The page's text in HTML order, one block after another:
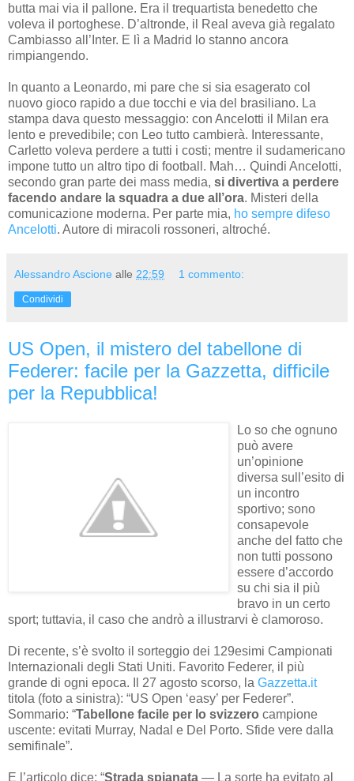
butta mai via il pallone. Era il trequartista benedetto che
voleva il portoghese. D’altronde, il Real aveva già regalato
Cambiasso all’Inter. E lì a Madrid lo stanno ancora
rimpiangendo.
In quanto a Leonardo, mi pare che si sia esagerato col
nuovo gioco rapido a due tocchi e via del brasiliano. La
stampa dava questo messaggio: con Ancelotti il Milan era
lento e prevedibile; con Leo tutto cambierà. Interessante,
Carletto voleva perdere a tutti i costi; mentre il sudamericano
impone tutto un altro tipo di football. Mah… Quindi Ancelotti,
secondo gran parte dei mass media, si divertiva a perdere
facendo andare la squadra a due all’ora. Misteri della
comunicazione moderna. Per parte mia, ho sempre difeso
Ancelotti. Autore di miracoli rossoneri, altroché.
Alessandro Ascione alle 22:59 1 commento:
Condividi
US Open, il mistero del tabellone di
Federer: facile per la Gazzetta, difficile
per la Repubblica!
Lo so che ognuno
può avere
un’opinione
diversa sull’esito di
un incontro
sportivo; sono
consapevole
anche del fatto che
non tutti possono
essere d’accordo
su chi sia il più
bravo in un certo
sport; tuttavia, il caso che andrò a illustrarvi è clamoroso.
Di recente, s’è svolto il sorteggio dei 129esimi Campionati
Internazionali degli Stati Uniti. Favorito Federer, il più
grande di ogni epoca. Il 27 agosto scorso, la Gazzetta.it
titola (foto a sinistra): “US Open ‘easy’ per Federer”.
Sommario: “Tabellone facile per lo svizzero campione
uscente: evitati Murray, Nadal e Del Porto. Sfide vere dalla
semifinale”.
E l’articolo dice: “Strada spianata — La sorte ha evitato al